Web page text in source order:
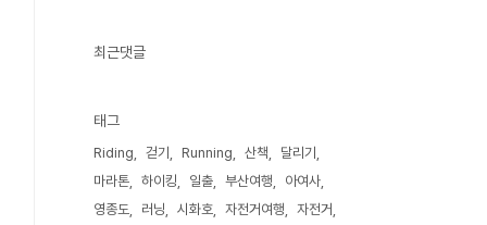
최근댓글
태그
Riding 걷기 Running 산책
달리기
마라톤
하이킹 일출 부산여행
아여사
영종도
러닝 시화호 자전거여행
자전거